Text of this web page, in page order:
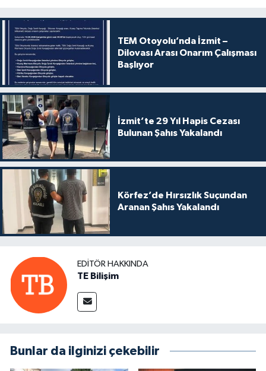
TEM Otoyolu’nda İzmit –
Dilovası Arası Onarım Çalışması
Başlıyor
İzmit’te 29 Yıl Hapis Cezası
Bulunan Şahıs Yakalandı
Körfez’de Hırsızlık Suçundan
Aranan Şahıs Yakalandı
EDITÖR HAKKINDA
TE Bilişim
Bunlar da ilginizi çekebilir